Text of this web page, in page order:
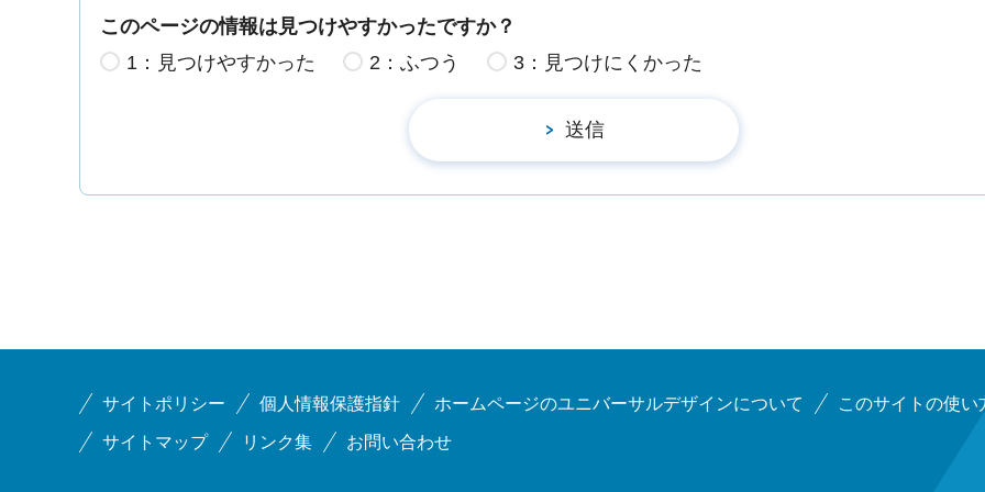
このページの情報は見つけやすかったですか？
1：見つけやすかった
2：ふつう 3：見つけにくかった
サイトポリシー 個人情報保護指針 ホームページのユニバーサルデザインについて このサイトの使い
サイトマップ リンク集 お問い合わせ